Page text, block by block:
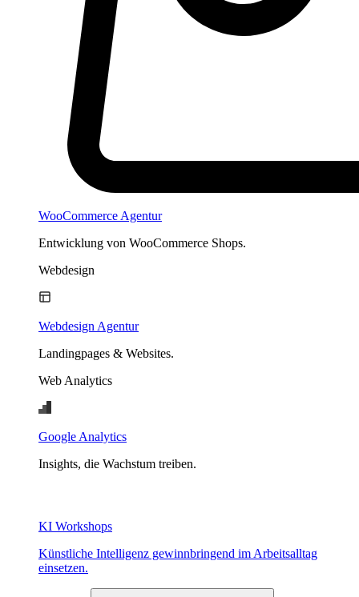
WooCommerce Agentur
Entwicklung von WooCommerce Shops.
Webdesign
Webdesign Agentur
Landingpages & Websites.
Web Analytics
Google Analytics
Insights, die Wachstum treiben.
KI Workshops
Künstliche Intelligenz gewinnbringend im Arbeitsalltag
einsetzen.